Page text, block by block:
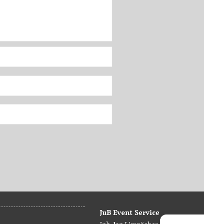
JuB Event Service